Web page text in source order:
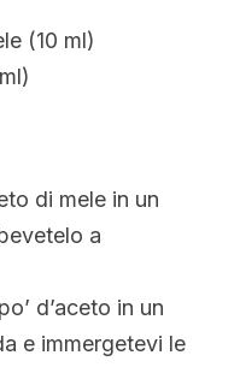
(10 ml)
di mele in un
a
d’aceto in un
e immergetevi le